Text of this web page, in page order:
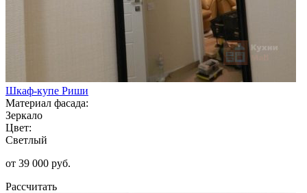
Шкаф-купе Риши
Материал фасада:
Зеркало
Цвет:
Светлый
от 39 000 руб.
Рассчитать